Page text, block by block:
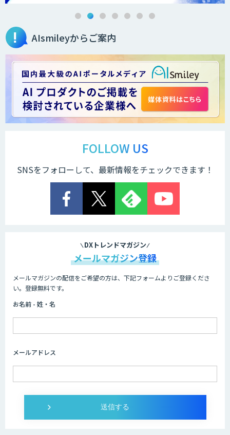
AIsmileyからご案内
FOLLOW US
SNSをフォローして、最新情報をチェックできます！
DXトレンドマガジン
メールマガジン登録
メールマガジンの配信をご希望の方は、下記フォームよりご登録くださ
い。登録無料です。
お名前 - 姓・名
メールアドレス